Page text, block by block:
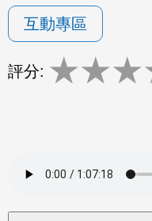
互動專區
評分: ★★★